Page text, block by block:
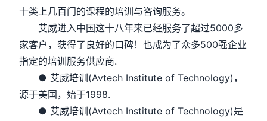
十类上几百门的课程的培训与咨询服务。
艾威进入中国这十八年来已经服务了超过5000多
家客户，获得了良好的口碑！也成为了众多500强企业
指定的培训服务供应商.
● 艾威培训(Avtech Institute of Technology)，
源于美国，始于1998.
● 艾威培训(Avtech Institute of Technology)是